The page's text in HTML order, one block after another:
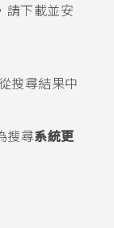
請下載並安
搜尋結果中
搜尋系統更